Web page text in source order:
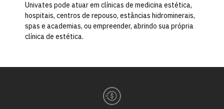
Univates pode atuar em clínicas de medicina estética,
hospitais, centros de repouso, estâncias hidrominerais,
spas e academias, ou empreender, abrindo sua própria
clínica de estética.